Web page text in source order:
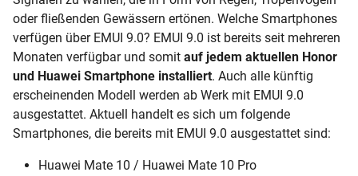
oder fließenden Gewässern ertönen. Welche Smartphones
verfügen über EMUI 9.0? EMUI 9.0 ist bereits seit mehreren
Monaten verfügbar und somit auf jedem aktuellen Honor
und Huawei Smartphone installiert. Auch alle künftig
erscheinenden Modell werden ab Werk mit EMUI 9.0
ausgestattet. Aktuell handelt es sich um folgende
Smartphones, die bereits mit EMUI 9.0 ausgestattet sind:
Huawei Mate 10 / Huawei Mate 10 Pro